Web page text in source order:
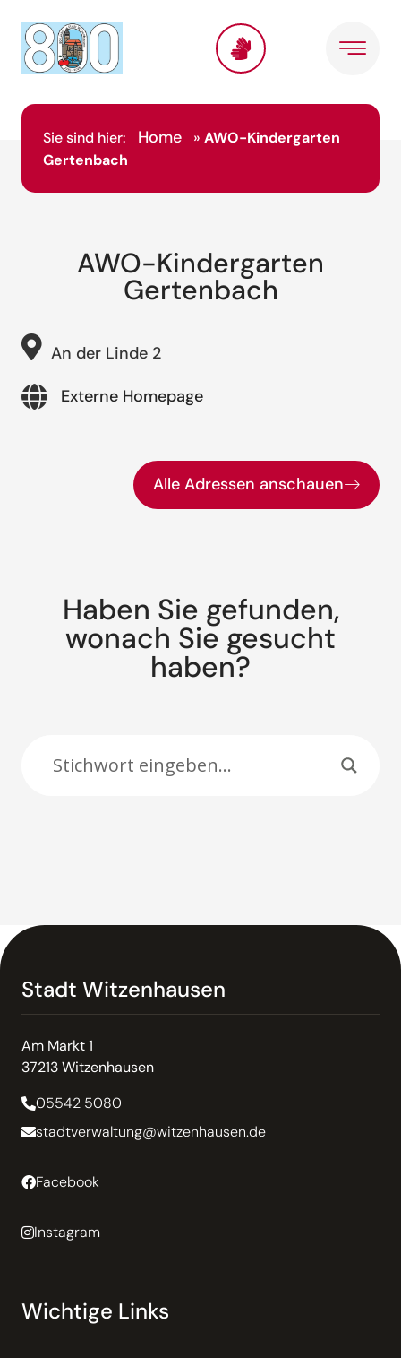
Sie sind hier: Home » AWO-Kindergarten
Gertenbach
AWO-Kindergarten
Gertenbach
An der Linde 2
Externe Homepage
Alle Adressen anschauen
Haben Sie gefunden,
wonach Sie gesucht
haben?
Stadt Witzenhausen
Am Markt 1
37213 Witzenhausen
05542 5080
stadtverwaltung@witzenhausen.de
Facebook
Instagram
Wichtige Links